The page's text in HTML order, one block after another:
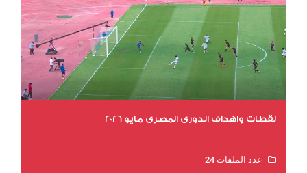
لقطات واهداف الدوري المصري مايو 2026
عدد الملفات 24